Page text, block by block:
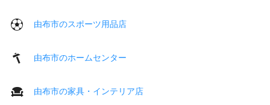
由布市のスポーツ用品店
由布市のホームセンター
由布市の家具・インテリア店